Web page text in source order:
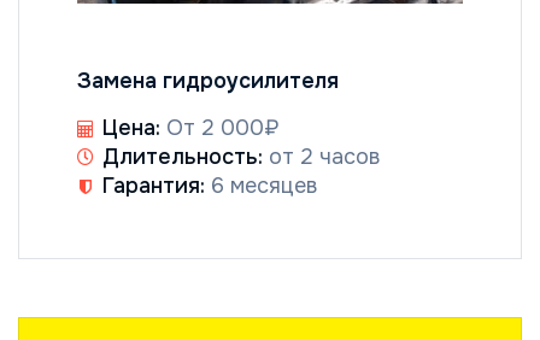
Замена гидроусилителя
Цена: От 2 000₽
Длительность: от 2 часов
Гарантия: 6 месяцев